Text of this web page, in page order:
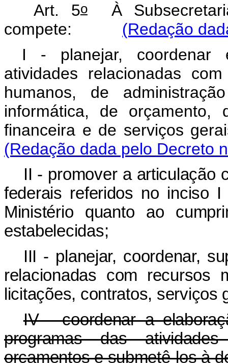
Art. 5oÀ
compete: (Redação
I - planejar, coordenar
atividades relacionadas
humanos, de
informática, de orçamento,
financeira e de serviços
(Redação dada pelo Decreto
II - promover a articulação
federais referidos no inciso
Ministério quanto ao
estabelecidas;
III - planejar, coordenar,
relacionadas com recursos
licitações, contratos, serviços
IV - coordenar a
programas das
orçamentos e submetê-los à